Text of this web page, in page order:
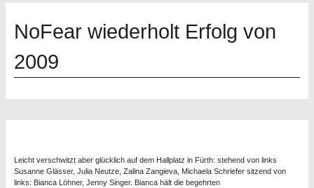
NoFear wiederholt Erfolg von
2009
Leicht verschwitzt aber glücklich auf dem Hallplatz in Fürth: stehend von links
Susanne Glässer, Julia Neutze, Zalina Zangieva, Michaela Schriefer sitzend von
links: Bianca Löhner, Jenny Singer. Bianca hält die begehrten